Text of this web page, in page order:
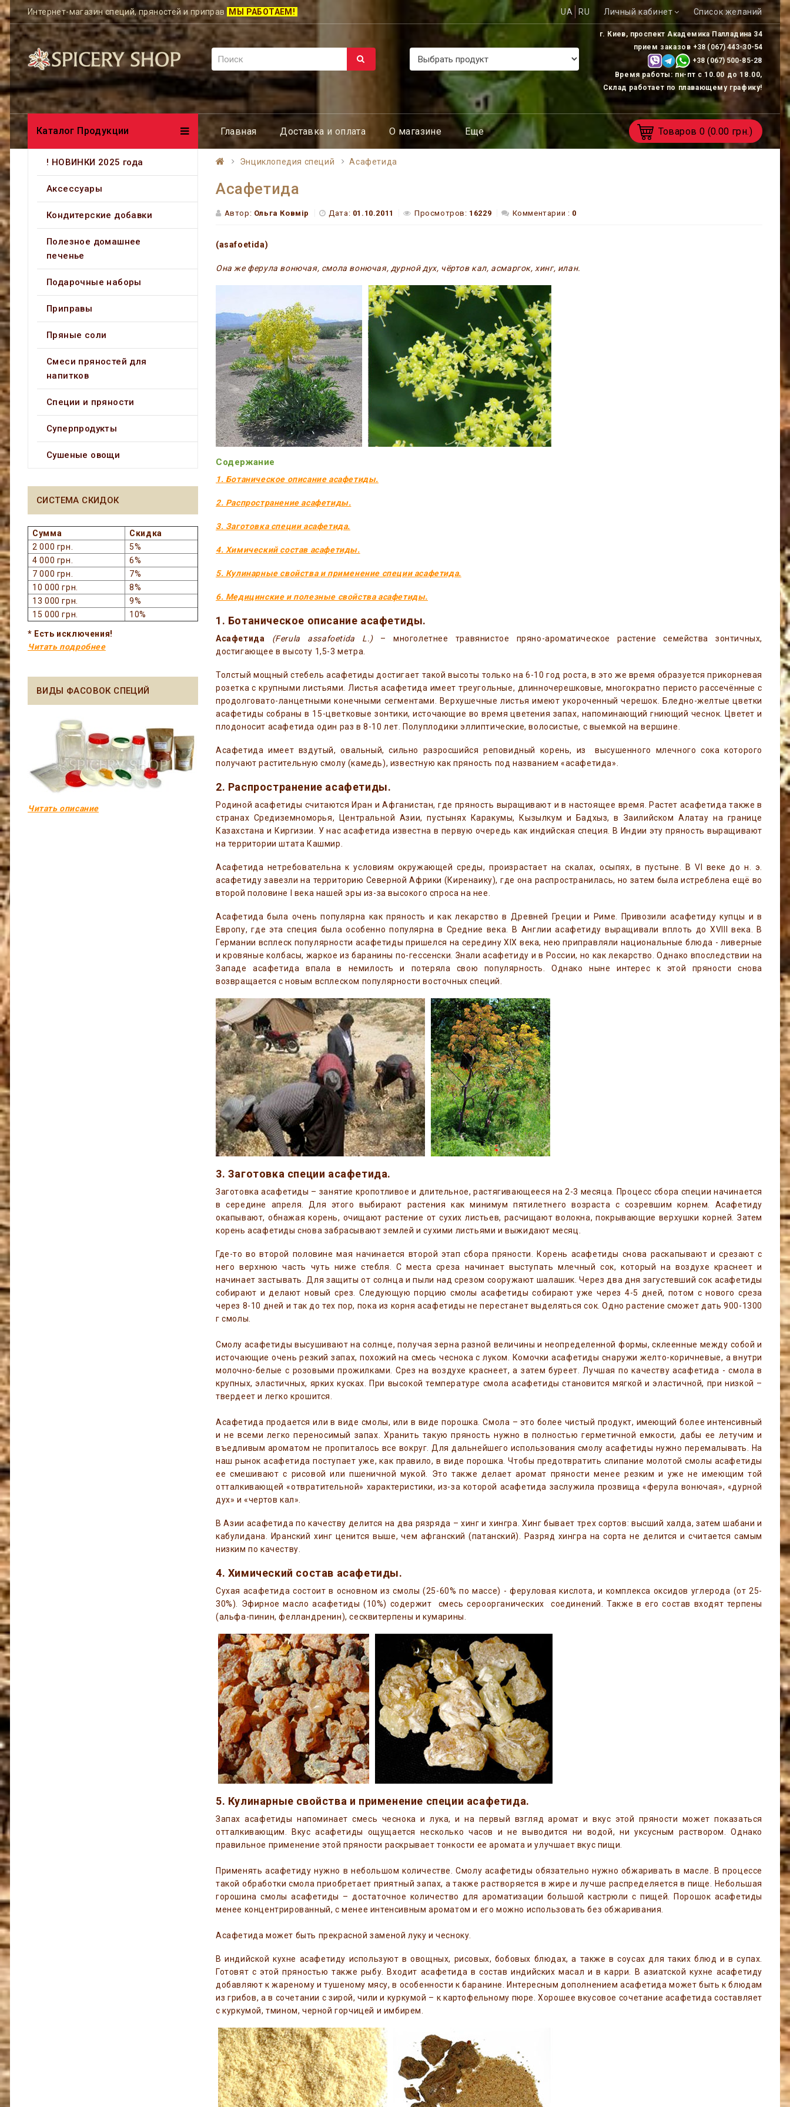
Интернет-магазин специй, пряностей и приправ МЫ РАБОТАЕМ! UA RU Личный кабинет Список желаний
г. Киев, проспект Академика Палладина 34
прием заказов +38 (067) 443-30-54
+38 (067) 500-85-28
Время работы: пн-пт с 10.00 до 18.00,
Склад работает по плавающему графику!
Товаров 0 (0.00 грн.)
Главная Доставка и оплата О магазине Еще
Энциклопедия специй Асафетида
Каталог Продукции
! НОВИНКИ 2025 года
Аксессуары
Кондитерские добавки
Полезное домашнее
печенье
Подарочные наборы
Приправы
Пряные соли
Смеси пряностей для
напитков
Специи и пряности
Суперпродукты
Сушеные овощи
СИСТЕМА СКИДОК
Сумма
Скидка
2 000 грн.
5%
4 000 грн.
6%
7 000 грн.
7%
10 000 грн.
8%
13 000 грн.
9%
15 000 грн.
10%
* Есть исключения!
Читать подробнее
ВИДЫ ФАСОВОК СПЕЦИЙ
Читать описание
Асафетида
Автор: Ольга Ковмір Дата: 01.10.2011 Просмотров: 16229 Комментарии : 0
(asafoetida)
Она же ферула вонючая, смола вонючая, дурной дух, чёртов кал, асмаргок, хинг, илан.
Содержание
1. Ботаническое описание асафетиды.
2. Распространение асафетиды.
3. Заготовка специи асафетида.
4. Химический состав асафетиды.
5. Кулинарные свойства и применение специи асафетида.
6. Медицинские и полезные свойства асафетиды.
1. Ботаническое описание асафетиды.
Асафетида (Ferula assafoetida L.) – многолетнее травянистое пряно-ароматическое растение семейства зонтичных,
достигающее в высоту 1,5-3 метра.
Толстый мощный стебель асафетиды достигает такой высоты только на 6-10 год роста, в это же время образуется прикорневая
розетка с крупными листьями. Листья асафетида имеет треугольные, длинночерешковые, многократно перисто рассечённые с
продолговато-ланцетными конечными сегментами. Верхушечные листья имеют укороченный черешок. Бледно-желтые цветки
асафетиды собраны в 15-цветковые зонтики, источающие во время цветения запах, напоминающий гниющий чеснок. Цветет и
плодоносит асафетида один раз в 8-10 лет. Полуплодики эллиптические, волосистые, с выемкой на вершине.
Асафетида имеет вздутый, овальный, сильно разросшийся реповидный корень, из высушенного млечного сока которого
получают растительную смолу (камедь), известную как пряность под названием «асафетида».
2. Распространение асафетиды.
Родиной асафетиды считаются Иран и Афганистан, где пряность выращивают и в настоящее время. Растет асафетида также в
странах Средиземноморья, Центральной Азии, пустынях Каракумы, Кызылкум и Бадхыз, в Заилийском Алатау на границе
Казахстана и Киргизии. У нас асафетида известна в первую очередь как индийская специя. В Индии эту пряность выращивают
на территории штата Кашмир.
Асафетида нетребовательна к условиям окружающей среды, произрастает на скалах, осыпях, в пустыне. В VI веке до н. э.
асафетиду завезли на территорию Северной Африки (Киренаику), где она распространилась, но затем была истреблена ещё во
второй половине I века нашей эры из-за высокого спроса на нее.
Асафетида была очень популярна как пряность и как лекарство в Древней Греции и Риме. Привозили асафетиду купцы и в
Европу, где эта специя была особенно популярна в Средние века. В Англии асафетиду выращивали вплоть до XVIII века. В
Германии всплеск популярности асафетиды пришелся на середину XIX века, нею приправляли национальные блюда - ливерные
и кровяные колбасы, жаркое из баранины по-гессенски. Знали асафетиду и в России, но как лекарство. Однако впоследствии на
Западе асафетида впала в немилость и потеряла свою популярность. Однако ныне интерес к этой пряности снова
возвращается с новым всплеском популярности восточных специй.
3. Заготовка специи асафетида.
Заготовка асафетиды – занятие кропотливое и длительное, растягивающееся на 2-3 месяца. Процесс сбора специи начинается
в середине апреля. Для этого выбирают растения как минимум пятилетнего возраста с созревшим корнем. Асафетиду
окапывают, обнажая корень, очищают растение от сухих листьев, расчищают волокна, покрывающие верхушки корней. Затем
корень асафетиды снова забрасывают землей и сухими листьями и выжидают месяц.
Где-то во второй половине мая начинается второй этап сбора пряности. Корень асафетиды снова раскапывают и срезают с
него верхнюю часть чуть ниже стебля. С места среза начинает выступать млечный сок, который на воздухе краснеет и
начинает застывать. Для защиты от солнца и пыли над срезом сооружают шалашик. Через два дня загустевший сок асафетиды
собирают и делают новый срез. Следующую порцию смолы асафетиды собирают уже через 4-5 дней, потом с нового среза
через 8-10 дней и так до тех пор, пока из корня асафетиды не перестанет выделяться сок. Одно растение сможет дать 900-1300
г смолы.
Смолу асафетиды высушивают на солнце, получая зерна разной величины и неопределенной формы, склеенные между собой и
источающие очень резкий запах, похожий на смесь чеснока с луком. Комочки асафетиды снаружи желто-коричневые, а внутри
молочно-белые с розовыми прожилками. Срез на воздухе краснеет, а затем буреет. Лучшая по качеству асафетида - смола в
крупных, эластичных, ярких кусках. При высокой температуре смола асафетиды становится мягкой и эластичной, при низкой –
твердеет и легко крошится.
Асафетида продается или в виде смолы, или в виде порошка. Смола – это более чистый продукт, имеющий более интенсивный
и не всеми легко переносимый запах. Хранить такую пряность нужно в полностью герметичной емкости, дабы ее летучим и
въедливым ароматом не пропиталось все вокруг. Для дальнейшего использования смолу асафетиды нужно перемалывать. На
наш рынок асафетида поступает уже, как правило, в виде порошка. Чтобы предотвратить слипание молотой смолы асафетиды
ее смешивают с рисовой или пшеничной мукой. Это также делает аромат пряности менее резким и уже не имеющим той
отталкивающей «отвратительной» характеристики, из-за которой асафетида заслужила прозвища «ферула вонючая», «дурной
дух» и «чертов кал».
В Азии асафетида по качеству делится на два рязряда – хинг и хингра. Хинг бывает трех сортов: высший халда, затем шабани и
кабулидана. Иранский хинг ценится выше, чем афганский (патанский). Разряд хингра на сорта не делится и считается самым
низким по качеству.
4. Химический состав асафетиды.
Сухая асафетида состоит в основном из смолы (25-60% по массе) - феруловая кислота, и комплекса оксидов углерода (от 25-
30%). Эфирное масло асафетиды (10%) содержит смесь сероорганических соединений. Также в его состав входят терпены
(альфа-пинин, фелландренин), сесквитерпены и кумарины.
5. Кулинарные свойства и применение специи асафетида.
Запах асафетиды напоминает смесь чеснока и лука, и на первый взгляд аромат и вкус этой пряности может показаться
отталкивающим. Вкус асафетиды ощущается несколько часов и не выводится ни водой, ни уксусным раствором. Однако
правильное применение этой пряности раскрывает тонкости ее аромата и улучшает вкус пищи.
Применять асафетиду нужно в небольшом количестве. Смолу асафетиды обязательно нужно обжаривать в масле. В процессе
такой обработки смола приобретает приятный запах, а также растворяется в жире и лучше распределяется в пище. Небольшая
горошина смолы асафетиды – достаточное количество для ароматизации большой кастрюли с пищей. Порошок асафетиды
менее концентрированный, с менее интенсивным ароматом и его можно использовать без обжаривания.
Асафетида может быть прекрасной заменой луку и чесноку.
В индийской кухне асафетиду используют в овощных, рисовых, бобовых блюдах, а также в соусах для таких блюд и в супах.
Готовят с этой пряностью также рыбу. Входит асафетида в состав индийских масал и в карри. В азиатской кухне асафетиду
добавляют к жареному и тушеному мясу, в особенности к баранине. Интересным дополнением асафетида может быть к блюдам
из грибов, а в сочетании с зирой, чили и куркумой – к картофельному пюре. Хорошее вкусовое сочетание асафетида составляет
с куркумой, тмином, черной горчицей и имбирем.